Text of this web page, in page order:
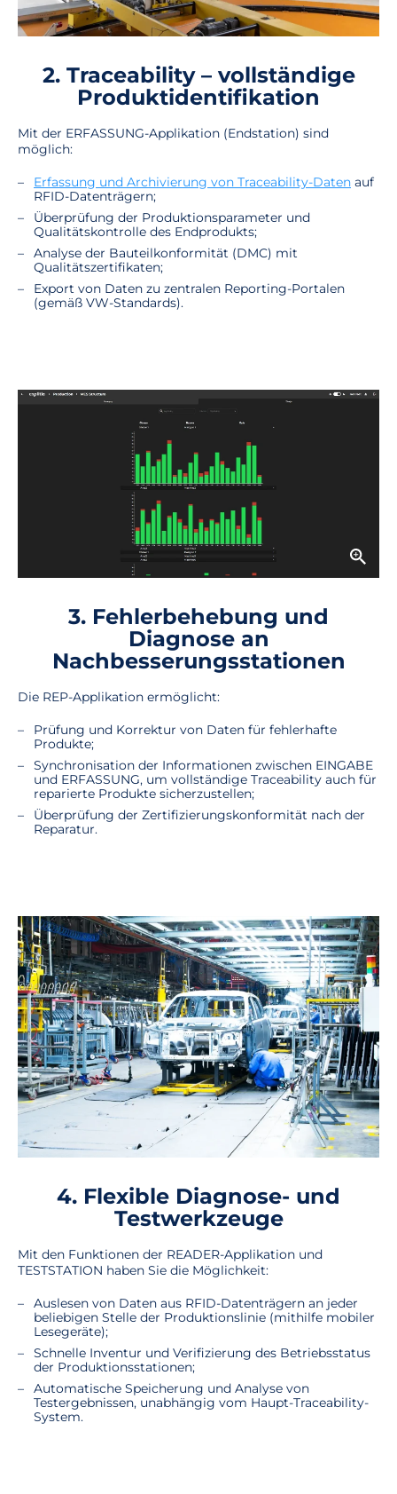
2. Traceability – vollständige
Produktidentifikation
Mit der ERFASSUNG-Applikation (Endstation) sind
möglich:
Erfassung und Archivierung von Traceability-Daten auf
RFID-Datenträgern;
Überprüfung der Produktionsparameter und
Qualitätskontrolle des Endprodukts;
Analyse der Bauteilkonformität (DMC) mit
Qualitätszertifikaten;
Export von Daten zu zentralen Reporting-Portalen
(gemäß VW-Standards).
3. Fehlerbehebung und
Diagnose an
Nachbesserungsstationen
Die REP-Applikation ermöglicht:
Prüfung und Korrektur von Daten für fehlerhafte
Produkte;
Synchronisation der Informationen zwischen EINGABE
und ERFASSUNG, um vollständige Traceability auch für
reparierte Produkte sicherzustellen;
Überprüfung der Zertifizierungskonformität nach der
Reparatur.
4. Flexible Diagnose- und
Testwerkzeuge
Mit den Funktionen der READER-Applikation und
TESTSTATION haben Sie die Möglichkeit:
Auslesen von Daten aus RFID-Datenträgern an jeder
beliebigen Stelle der Produktionslinie (mithilfe mobiler
Lesegeräte);
Schnelle Inventur und Verifizierung des Betriebsstatus
der Produktionsstationen;
Automatische Speicherung und Analyse von
Testergebnissen, unabhängig vom Haupt-Traceability-
System.